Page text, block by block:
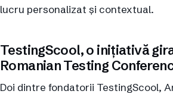
lucru personalizat și contextual.
TestingScool, o inițiativă
Romanian Testing
Doi dintre fondatorii TestingScool,